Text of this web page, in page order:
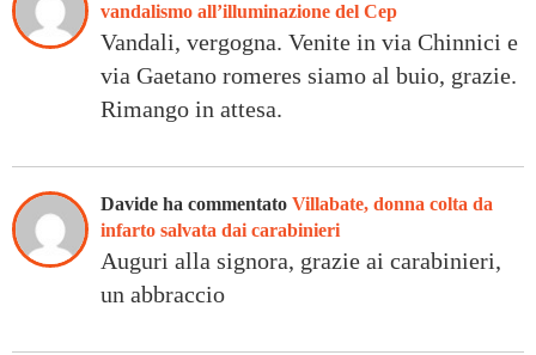
vandalismo all’illuminazione del Cep
Vandali, vergogna. Venite in via Chinnici e
via Gaetano romeres siamo al buio, grazie.
Rimango in attesa.
Davide ha commentato Villabate, donna colta da
infarto salvata dai carabinieri
Auguri alla signora, grazie ai carabinieri,
un abbraccio